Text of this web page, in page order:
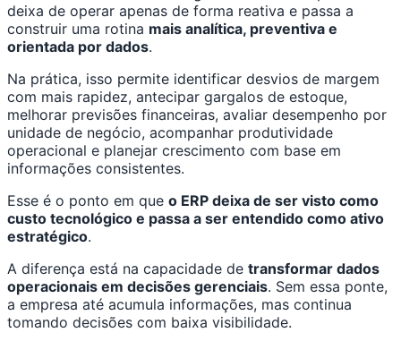
deixa de operar apenas de forma reativa e passa a
construir uma rotina mais analítica, preventiva e
orientada por dados.
Na prática, isso permite identificar desvios de margem
com mais rapidez, antecipar gargalos de estoque,
melhorar previsões financeiras, avaliar desempenho por
unidade de negócio, acompanhar produtividade
operacional e planejar crescimento com base em
informações consistentes.
Esse é o ponto em que o ERP deixa de ser visto como
custo tecnológico e passa a ser entendido como ativo
estratégico.
A diferença está na capacidade de transformar dados
operacionais em decisões gerenciais. Sem essa ponte,
a empresa até acumula informações, mas continua
tomando decisões com baixa visibilidade.